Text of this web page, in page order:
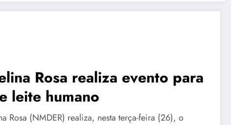
Rosa realiza evento para
leite humano
Rosa (NMDER) realiza, nesta terça-feira (26), o